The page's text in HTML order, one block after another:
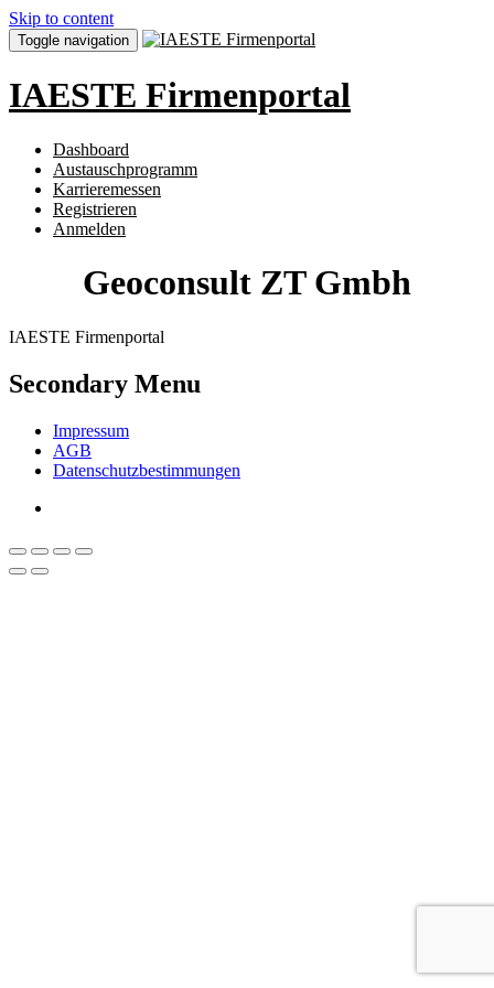
Skip to content
Toggle navigation
IAESTE Firmenportal
Dashboard
Austauschprogramm
Karrieremessen
Registrieren
Anmelden
Geoconsult ZT Gmbh
IAESTE Firmenportal
Secondary Menu
Impressum
AGB
Datenschutzbestimmungen